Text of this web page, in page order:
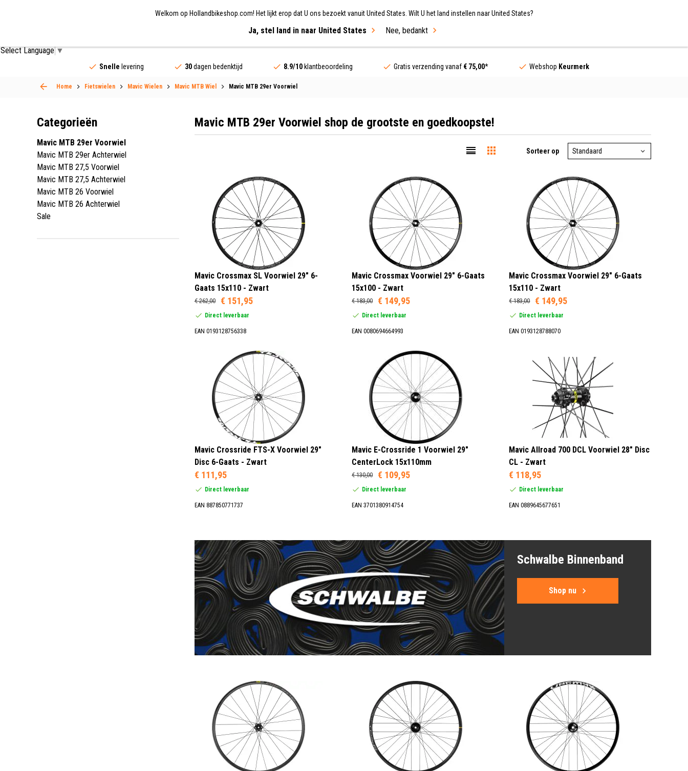
Nederland / EUR
Fietsen Merken Sale
Select Language▼
Welkom op Hollandbikeshop.com! Het lijkt erop dat U ons bezoekt vanuit United States. Wilt U het land instellen naar United States?
Ja, stel land in naar United States Nee, bedankt
Snelle levering 30dagen bedenktijd 8.9/10klantbeoordeling Gratis verzending vanaf € 75,00* Webshop Keurmerk
Home Fietswielen Mavic Wielen Mavic MTB Wiel Mavic MTB 29er Voorwiel
Categorieën
Mavic MTB 29er Voorwiel
Mavic MTB 29er Achterwiel
Mavic MTB 27,5 Voorwiel
Mavic MTB 27,5 Achterwiel
Mavic MTB 26 Voorwiel
Mavic MTB 26 Achterwiel
Sale
Mavic MTB 29er Voorwiel shop de grootste en goedkoopste!
Sorteer op
Mavic Crossmax SL Voorwiel 29" 6-
Gaats 15x110 - Zwart
€ 262,00 € 151,95
Direct leverbaar
EAN 0193128756338
Mavic Crossmax Voorwiel 29" 6-Gaats
15x100 - Zwart
€ 183,00 € 149,95
Direct leverbaar
EAN 0080694664993
Mavic Crossmax Voorwiel 29" 6-Gaats
15x110 - Zwart
€ 183,00 € 149,95
Direct leverbaar
EAN 0193128788070
Mavic Crossride FTS-X Voorwiel 29"
Disc 6-Gaats - Zwart
€ 111,95
Direct leverbaar
EAN 887850771737
Mavic E-Crossride 1 Voorwiel 29"
CenterLock 15x110mm
€ 130,00 € 109,95
Direct leverbaar
EAN 3701380914754
Mavic Allroad 700 DCL Voorwiel 28" Disc
CL - Zwart
€ 118,95
Direct leverbaar
EAN 0889645677651
Schwalbe Binnenband
Shop nu